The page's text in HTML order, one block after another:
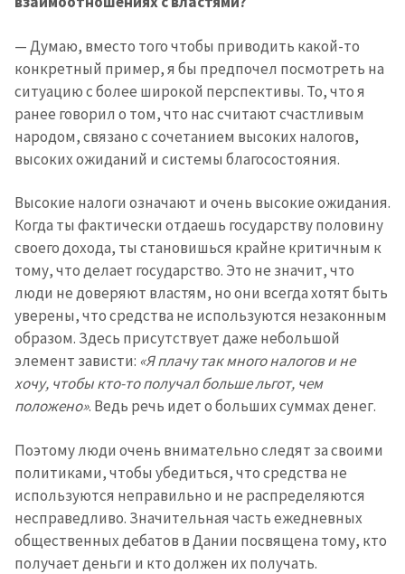
— Думаю, вместо того чтобы приводить какой-то
конкретный пример, я бы предпочел посмотреть на
ситуацию с более широкой перспективы. То, что я
ранее говорил о том, что нас считают счастливым
народом, связано с сочетанием высоких налогов,
высоких ожиданий и системы благосостояния.
Высокие налоги означают и очень высокие ожидания.
Когда ты фактически отдаешь государству половину
своего дохода, ты становишься крайне критичным к
тому, что делает государство. Это не значит, что
люди не доверяют властям, но они всегда хотят быть
уверены, что средства не используются незаконным
образом. Здесь присутствует даже небольшой
элемент зависти: «Я плачу так много налогов и не
хочу, чтобы кто-то получал больше льгот, чем
положено». Ведь речь идет о больших суммах денег.
Поэтому люди очень внимательно следят за своими
политиками, чтобы убедиться, что средства не
используются неправильно и не распределяются
несправедливо. Значительная часть ежедневных
общественных дебатов в Дании посвящена тому, кто
получает деньги и кто должен их получать.